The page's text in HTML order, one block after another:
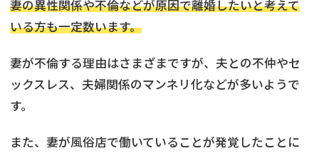
妻の異性関係や不倫などが原因で離婚したいと考えて
いる方も一定数います。
妻が不倫する理由はさまざまですが、夫との不仲やセ
ックスレス、夫婦関係のマンネリ化などが多いようで
す。
また、妻が風俗店で働いていることが発覚したことに